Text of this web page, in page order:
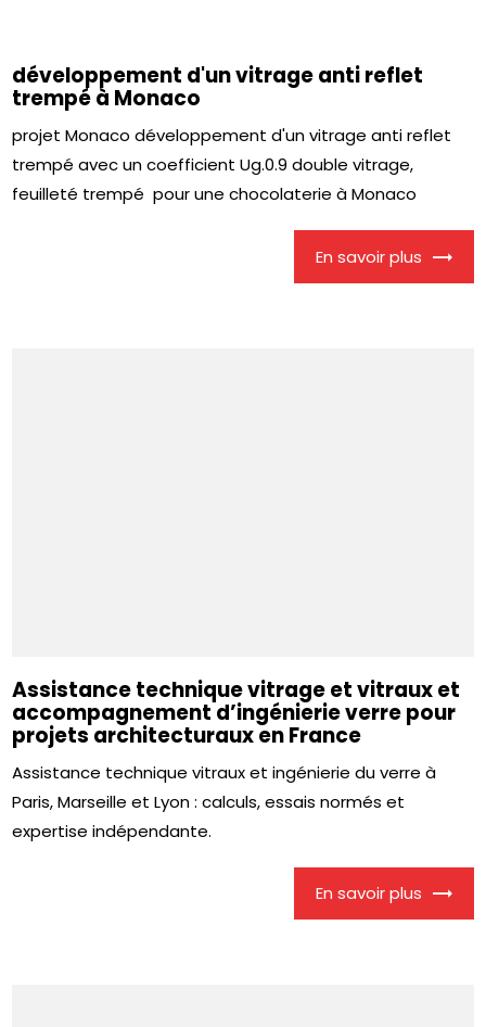
développement d'un vitrage anti reflet
trempé à Monaco
projet Monaco développement d'un vitrage anti reflet
trempé avec un coefficient Ug.0.9 double vitrage,
feuilleté trempé pour une chocolaterie à Monaco
En savoir plus
Assistance technique vitrage et vitraux et
accompagnement d’ingénierie verre pour
projets architecturaux en France
Assistance technique vitraux et ingénierie du verre à
Paris, Marseille et Lyon : calculs, essais normés et
expertise indépendante.
En savoir plus